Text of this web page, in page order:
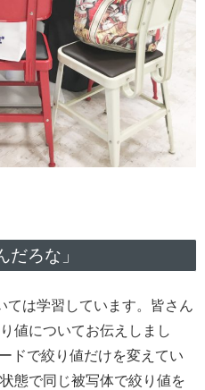
ろな」
は学習しています。皆さん
値についてお伝えしまし
ドで絞り値だけを変えてい
態で同じ被写体で絞り値を